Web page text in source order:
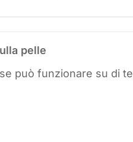
pelle
può funzionare su di te